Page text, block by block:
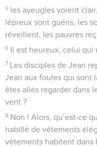
5 les aveugles voient
lépreux sont guéris, les
réveillent, les pauvres
6 Il est heureux, celui qui
7 Les disciples de Jean
Jean aux foules qui sont
êtes allés regarder dans
vent ?
8 Non ! Alors, qu’est-ce
habillé de vêtements
vêtements habitent dans